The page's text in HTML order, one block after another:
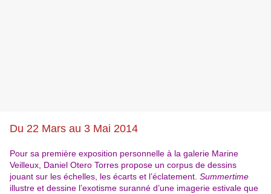
Du 22 Mars au 3 Mai 2014
Pour sa première exposition personnelle à la galerie Marine
Veilleux, Daniel Otero Torres propose un corpus de dessins
jouant sur les échelles, les écarts et l’éclatement. Summertime
illustre et dessine l’exotisme suranné d’une imagerie estivale que